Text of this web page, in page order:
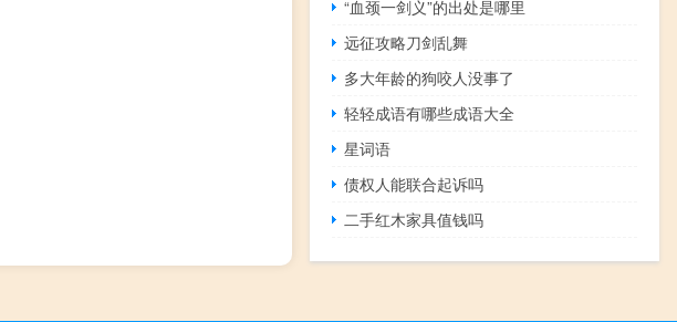
“血颈一剑义”的出处是哪里
远征攻略刀剑乱舞
多大年龄的狗咬人没事了
轻轻成语有哪些成语大全
星词语
债权人能联合起诉吗
二手红木家具值钱吗